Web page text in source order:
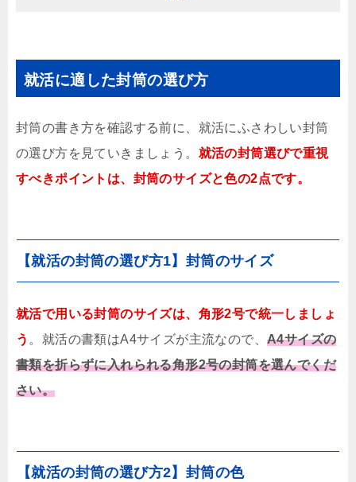
就活に適した封筒の選び方
封筒の書き方を確認する前に、就活にふさわしい封筒
の選び方を見ていきましょう。 就活の封筒選びで重視
すべきポイントは、封筒のサイズと色の2点です。
【就活の封筒の選び方1】封筒のサイズ
就活で用いる封筒のサイズは、角形2号で統一しましょ
う 。就活の書類はA4サイズが主流なので、A4サイズの
書類を折らずに入れられる角形2号の封筒を選んでくだ
さい。
【就活の封筒の選び方2】封筒の色